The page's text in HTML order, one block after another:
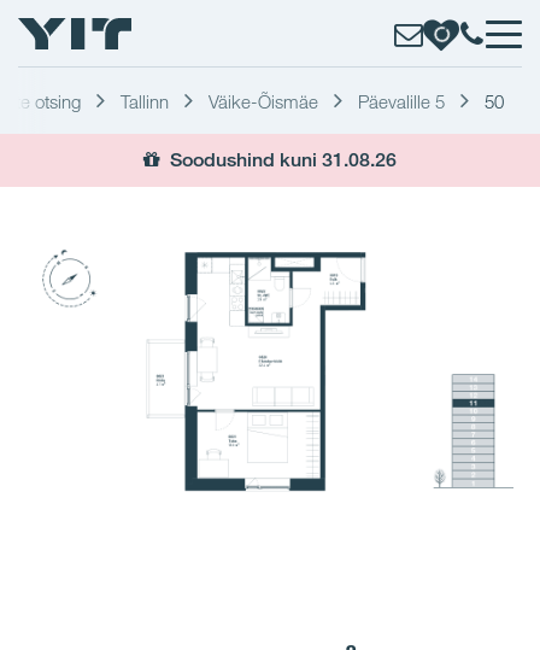
otsing Tallinn Väike-Õismäe Päevalille 5 50
Soodushind kuni 31.08.26